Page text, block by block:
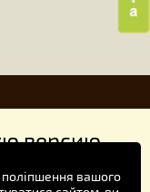
вашого
версию